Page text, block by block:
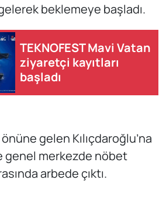
beklemeye başladı.
TEKNOFEST Mavi Vatan
ziyaretçi kayıtları
başladı
gelen Kılıçdaroğlu’na
genel merkezde nöbet
arbede çıktı.